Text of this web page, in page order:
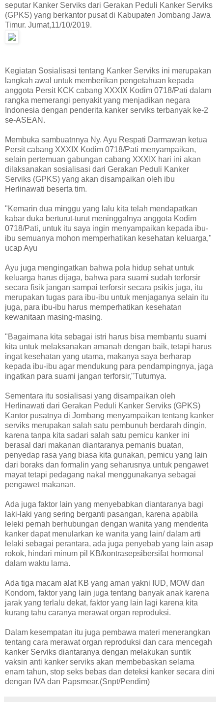
seputar Kanker Serviks dari Gerakan Peduli Kanker Serviks
(GPKS) yang berkantor pusat di Kabupaten Jombang Jawa
Timur. Jumat,11/10/2019.
Kegiatan Sosialisasi tentang Kanker Serviks ini merupakan
langkah awal untuk memberikan pengetahuan kepada
anggota Persit KCK cabang XXXIX Kodim 0718/Pati dalam
rangka memerangi penyakit yang menjadikan negara
Indonesia dengan penderita kanker serviks terbanyak ke-2
se-ASEAN.
Membuka sambuatnnya Ny. Ayu Respati Darmawan ketua
Persit cabang XXXIX Kodim 0718/Pati menyampaikan,
selain pertemuan gabungan cabang XXXIX hari ini akan
dilaksanakan sosialisasi dari Gerakan Peduli Kanker
Serviks (GPKS) yang akan disampaikan oleh ibu
Herlinawati beserta tim.
"Kemarin dua minggu yang lalu kita telah mendapatkan
kabar duka berturut-turut meninggalnya anggota Kodim
0718/Pati, untuk itu saya ingin menyampaikan kepada ibu-
ibu semuanya mohon memperhatikan kesehatan keluarga,"
ucap Ayu
Ayu juga mengingatkan bahwa pola hidup sehat untuk
keluarga harus dijaga, bahwa para suami sudah terforsir
secara fisik jangan sampai terforsir secara psikis juga, itu
merupakan tugas para ibu-ibu untuk menjaganya selain itu
juga, para ibu-ibu harus memperhatikan kesehatan
kewanitaan masing-masing.
"Bagaimana kita sebagai istri harus bisa membantu suami
kita untuk melaksanakan amanah dengan baik, tetapi harus
ingat kesehatan yang utama, makanya saya berharap
kepada ibu-ibu agar mendukung para pendampingnya, jaga
ingatkan para suami jangan terforsir,"Tuturnya.
Sementara itu sosialisasi yang disampaikan oleh
Herlinawati dari Gerakan Peduli Kanker Serviks (GPKS)
Kantor pusatnya di Jombang menyampaikan tentang kanker
serviks merupakan salah satu pembunuh berdarah dingin,
karena tanpa kita sadari salah satu pemicu kanker ini
berasal dari makanan diantaranya pemanis buatan,
penyedap rasa yang biasa kita gunakan, pemicu yang lain
dari boraks dan formalin yang seharusnya untuk pengawet
mayat tetapi pedagang nakal menggunakanya sebagai
pengawet makanan.
Ada juga faktor lain yang menyebabkan diantaranya bagi
laki-laki yang sering berganti pasangan, karena apabila
leleki pernah berhubungan dengan wanita yang menderita
kanker dapat menularkan ke wanita yang lain/ dalam arti
lelaki sebagai perantara, ada juga penyebab yang lain asap
rokok, hindari minum pil KB/kontrasepsibersifat hormonal
dalam waktu lama.
Ada tiga macam alat KB yang aman yakni IUD, MOW dan
Kondom, faktor yang lain juga tentang banyak anak karena
jarak yang terlalu dekat, faktor yang lain lagi karena kita
kurang tahu caranya merawat organ reproduksi.
Dalam kesempatan itu juga pembawa materi menerangkan
tentang cara merawat organ reproduksi dan cara mencegah
kanker Serviks diantaranya dengan melakukan suntik
vaksin anti kanker serviks akan membebaskan selama
enam tahun, stop seks bebas dan deteksi kanker secara dini
dengan IVA dan Papsmear.(Snpt/Pendim)